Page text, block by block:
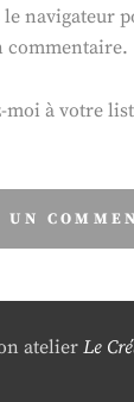
navigateur
commentaire.
moi à votre
atelier Le